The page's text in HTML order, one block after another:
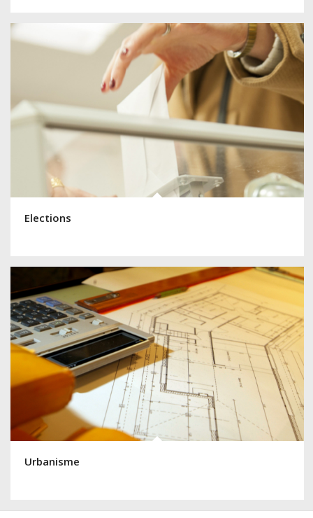
Elections
Urbanisme